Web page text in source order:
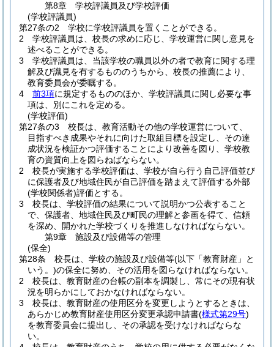
第8章
学校評議員及び学校評価
(学校評議員)
第27条の2
学校に学校評議員を置くことができる。
2
学校評議員は、校長の求めに応じ、学校運営に関し意見を
述べることができる。
3
学校評議員は、当該学校の職員以外の者で教育に関する理
解及び識見を有するもののうちから、校長の推薦により、
教育委員会が委嘱する。
4
前3項に規定するもののほか、学校評議員に関し必要な事
項は、別にこれを定める。
(学校評価)
第27条の3
校長は、教育活動その他の学校運営について、
目指すべき成果やそれに向けた取組目標を設定し、その達
成状況を検証かつ評価することにより改善を図り、学校教
育の資質向上を図らねばならない。
2
校長が実施する学校評価は、学校が自ら行う自己評価並び
に保護者及び地域住民が自己評価を踏まえて評価する外部
(学校関係者)評価とする。
3
校長は、学校評価の結果について説明かつ公表すること
で、保護者、地域住民及び町民の理解と参画を得て、信頼
を深め、開かれた学校づくりを推進しなければならない。
第9章
施設及び設備等の管理
(保全)
第28条
校長は、学校の施設及び設備等(以下「教育財産」と
いう。)の保全に努め、その活用を図らなければならない。
2
校長は、教育財産の台帳の副本を調製し、常にその現有状
況を明らかにしておかなければならない。
3
校長は、教育財産の使用区分を変更しようとするときは、
あらかじめ教育財産使用区分変更承認申請書(様式第29号)
を教育委員会に提出し、その承認を受けなければならな
い。